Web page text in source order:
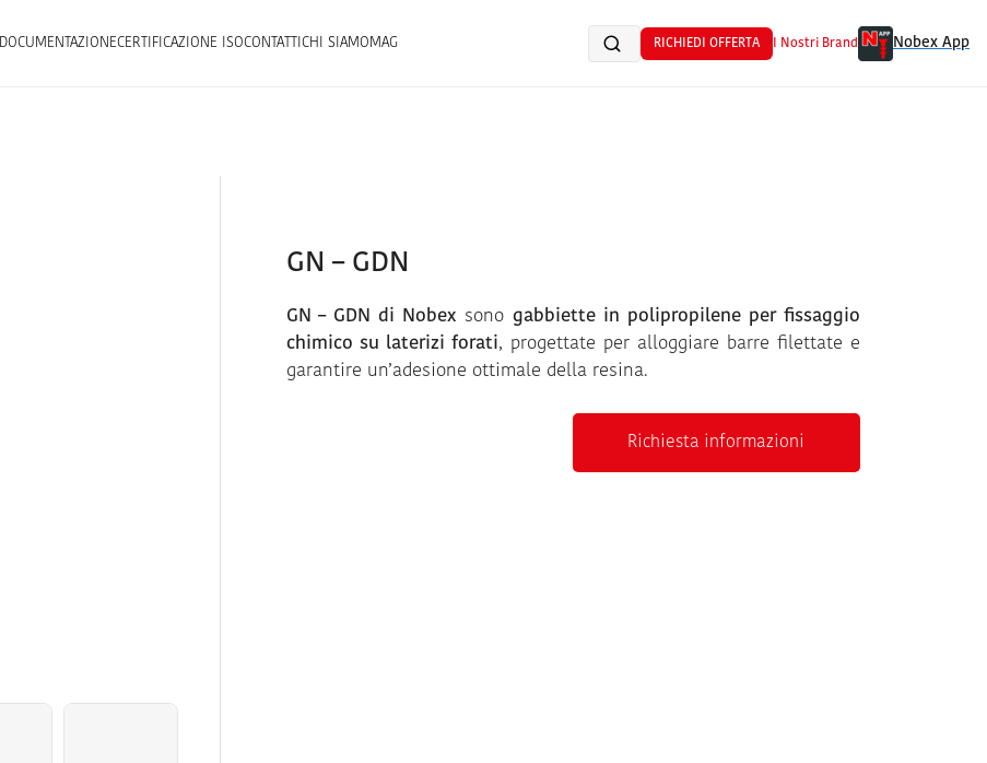
DOCUMENTAZIONECERTIFICAZIONE ISOCONTATTICHI SIAMO MAG RICHIEDI OFFERTA I Nostri Brand Nobex App
GN – GDN
GN – GDN di Nobex sono gabbiette in polipropilene per fissaggio
chimico su laterizi forati, progettate per alloggiare barre filettate e
garantire un’adesione ottimale della resina.
Richiesta informazioni